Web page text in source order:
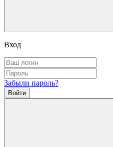
Вход
Забыли пароль?
Войти